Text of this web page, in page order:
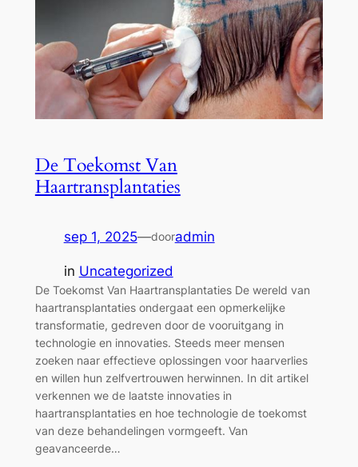
De Toekomst Van
Haartransplantaties
sep 1, 2025—dooradmin
in Uncategorized
De Toekomst Van Haartransplantaties De wereld van
haartransplantaties ondergaat een opmerkelijke
transformatie, gedreven door de vooruitgang in
technologie en innovaties. Steeds meer mensen
zoeken naar effectieve oplossingen voor haarverlies
en willen hun zelfvertrouwen herwinnen. In dit artikel
verkennen we de laatste innovaties in
haartransplantaties en hoe technologie de toekomst
van deze behandelingen vormgeeft. Van
geavanceerde…